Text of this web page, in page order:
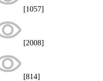
[1057]
[2008]
[814]